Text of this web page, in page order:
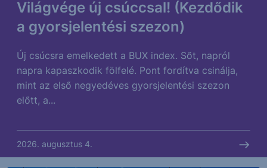
Világvége új csúccsal! (Kezdődik
a gyorsjelentési szezon)
Új csúcsra emelkedett a BUX index. Sőt, napról
napra kapaszkodik fölfelé. Pont fordítva csinálja,
mint az első negyedéves gyorsjelentési szezon
előtt, a...
2026. augusztus 4.